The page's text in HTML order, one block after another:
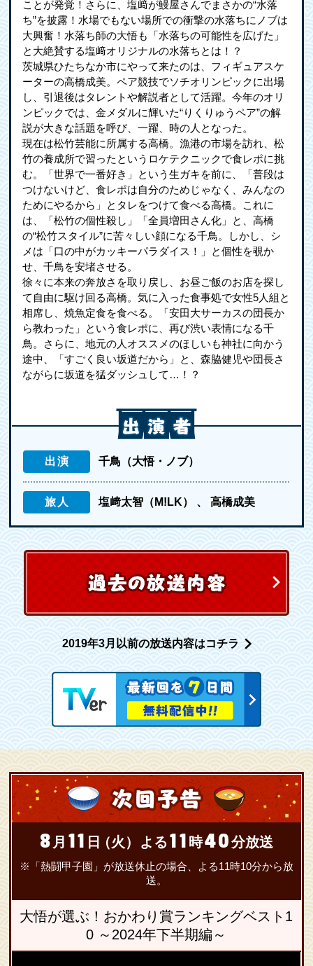
ことが発覚！さらに、塩﨑が鰻屋さんでまさかの“水落
ち”を披露！水場でもない場所での衝撃の水落ちにノブは
大興奮！水落ち師の大悟も「水落ちの可能性を広げた」
と大絶賛する塩﨑オリジナルの水落ちとは！？
茨城県ひたちなか市にやって来たのは、フィギュアスケ
ーターの高橋成美。ペア競技でソチオリンピックに出場
し、引退後はタレントや解説者として活躍。今年のオリ
ンピックでは、金メダルに輝いた“りくりゅうペア”の解
説が大きな話題を呼び、一躍、時の人となった。
現在は松竹芸能に所属する高橋。漁港の市場を訪れ、松
竹の養成所で習ったというロケテクニックで食レポに挑
む。「世界で一番好き」という生ガキを前に、「普段は
つけないけど、食レポは自分のためじゃなく、みんなの
ためにやるから」とタレをつけて食べる高橋。これに
は、「松竹の個性殺し」「全員増田さん化」と、高橋
の“松竹スタイル”に苦々しい顔になる千鳥。しかし、シ
メは「口の中がカッキーパラダイス！」と個性を覗か
せ、千鳥を安堵させる。
徐々に本来の奔放さを取り戻し、お昼ご飯のお店を探し
て自由に駆け回る高橋。気に入った食事処で女性5人組と
相席し、焼魚定食を食べる。「安田大サーカスの団長か
ら教わった」という食レポに、再び渋い表情になる千
鳥。さらに、地元の人オススメのほしいも神社に向かう
途中、「すごく良い坂道だから」と、森脇健児や団長さ
ながらに坂道を猛ダッシュして…！？
出演 千鳥（大悟・ノブ）
旅人 塩﨑太智（M!LK） 高橋成美
2019年3月以前の放送内容はコチラ
8 月 11 日 （火） よる 11 時40分放送
※「熱闘甲子園」が放送休止の場合、よる11時10分から放
送。
大悟が選ぶ！おかわり賞ランキングベスト1
0 ～2024年下半期編～